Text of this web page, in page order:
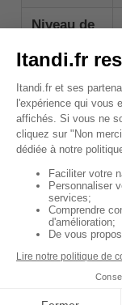
Niveau de
Franchise